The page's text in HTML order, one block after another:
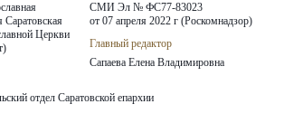
Саратовская
Церкви
СМИ Эл № ФС77-83023
от 07 апреля 2022 г (Роскомнадзор)
Главный редактор
Сапаева Елена Владимировна
отдел Саратовской епархии